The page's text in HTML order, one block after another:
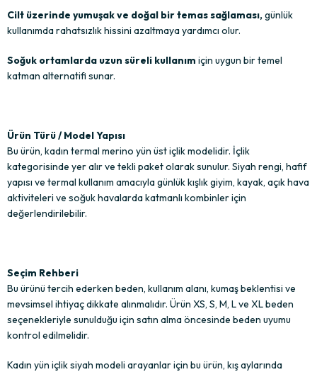
Cilt üzerinde yumuşak ve doğal bir temas sağlaması,günlük
kullanımda rahatsızlık hissini azaltmaya yardımcı olur.
Soğuk ortamlarda uzun süreli kullanım için uygun bir temel
katman alternatifi sunar.
Ürün Türü / Model Yapısı
Bu ürün, kadın termal merino yün üst içlik modelidir. İçlik
kategorisinde yer alır ve tekli paket olarak sunulur. Siyah rengi, hafif
yapısı ve termal kullanım amacıyla günlük kışlık giyim, kayak, açık hava
aktiviteleri ve soğuk havalarda katmanlı kombinler için
değerlendirilebilir.
Seçim Rehberi
Bu ürünü tercih ederken beden, kullanım alanı, kumaş beklentisi ve
mevsimsel ihtiyaç dikkate alınmalıdır. Ürün XS, S, M, L ve XL beden
seçenekleriyle sunulduğu için satın alma öncesinde beden uyumu
kontrol edilmelidir.
Kadın yün içlik siyah modeli arayanlar için bu ürün, kış aylarında